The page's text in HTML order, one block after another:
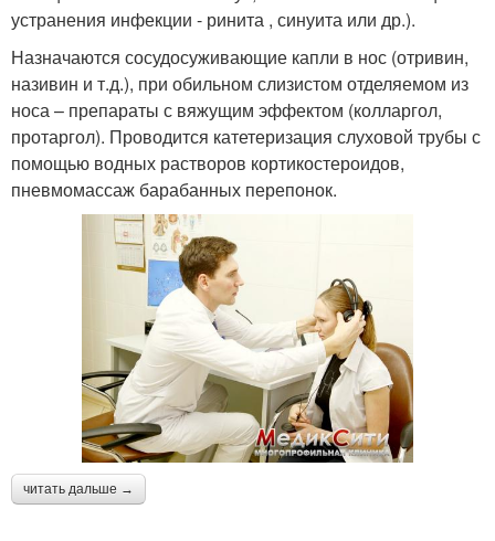
устранения инфекции - ринита , синуита или др.).
Назначаются сосудосуживающие капли в нос (отривин,
називин и т.д.), при обильном слизистом отделяемом из
носа – препараты с вяжущим эффектом (колларгол,
протаргол). Проводится катетеризация слуховой трубы с
помощью водных растворов кортикостероидов,
пневмомассаж барабанных перепонок.
читать дальше →